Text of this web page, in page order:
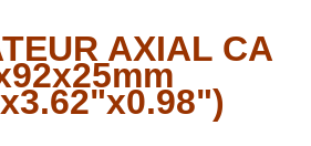
AXIAL CA